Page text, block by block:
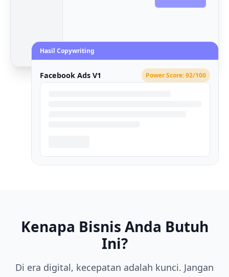
Hasil Copywriting
Facebook Ads V1 Power Score: 92/100
Kenapa Bisnis Anda Butuh
Ini?
Di era digital, kecepatan adalah kunci. Jangan